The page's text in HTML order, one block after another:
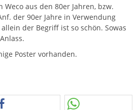
Weco aus den 80er Jahren, bzw.
der 90er Jahre in Verwendung
der Begriff ist so schön. Sowas
Poster vorhanden.